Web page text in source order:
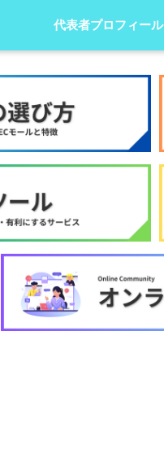
代表者プロフィール